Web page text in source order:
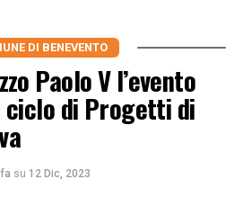
DI BENEVENTO
Paolo V l’evento
ciclo di Progetti di
su 12 Dic, 2023